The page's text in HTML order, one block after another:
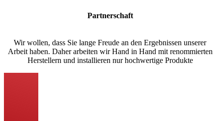
Partnerschaft
Wir wollen, dass Sie lange Freude an den Ergebnissen unserer
Arbeit haben. Daher arbeiten wir Hand in Hand mit renommierten
Herstellern und installieren nur hochwertige Produkte